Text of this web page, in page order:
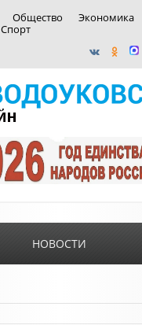
Общество
Экономика
Спорт
НОВОСТИ